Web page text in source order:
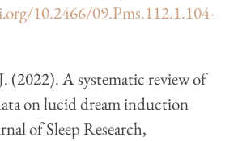
10.2466/09.Pms.112.1.104-
(2022). A systematic review of
on lucid dream induction
of Sleep Research,